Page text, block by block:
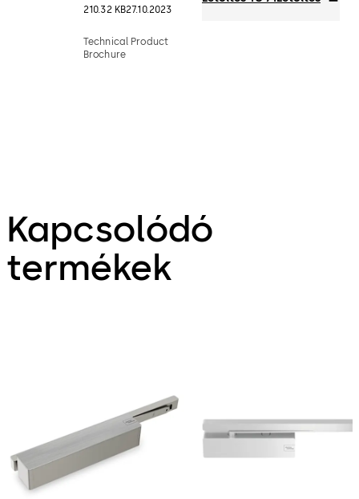
210.32 KB27.10.2023
Technical Product
Brochure
Kapcsolódó
termékek